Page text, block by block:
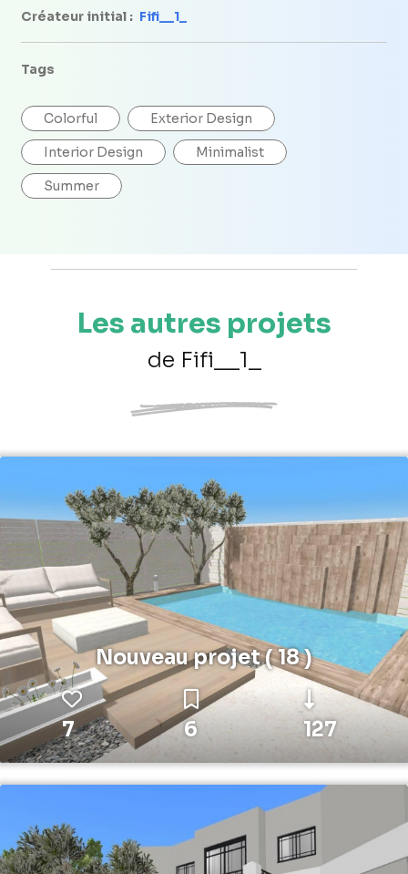
Créateur initial : Fifi__1_
Tags
Colorful Exterior Design
Interior Design Minimalist
Summer
Les autres projets
de Fifi__1_
Nouveau projet ( 18 )
7 6 127